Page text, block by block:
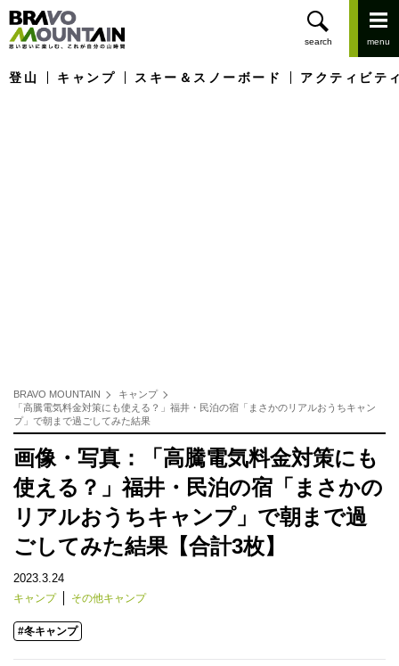
登山 キャンプ スキー＆スノーボード アクティビテ
BRAVO MOUNTAIN
キャンプ
「高騰電気料金対策にも使える？」福井・民泊の宿「まさかのリアルおうちキャン
プ」で朝まで過ごしてみた結果
画像・写真：「高騰電気料金対策にも
使える？」福井・民泊の宿「まさかの
リアルおうちキャンプ」で朝まで過
ごしてみた結果【合計3枚】
2023.3.24
キャンプ その他キャンプ
#冬キャンプ